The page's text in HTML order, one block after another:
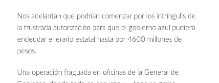
Nos adelantan que podrían comenzar por los intríngulis de
la frustrada autorización para que el gobierno azul pudiera
endeudar el erario estatal hasta por 4600 millones de
pesos.
Una operación fraguada en oficinas de la General de